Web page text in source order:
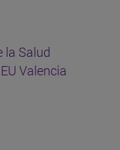
la Salud
Valencia